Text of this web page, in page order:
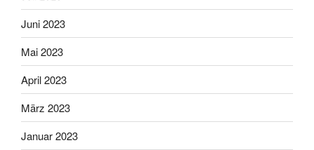
Juni 2023
Mai 2023
April 2023
März 2023
Januar 2023